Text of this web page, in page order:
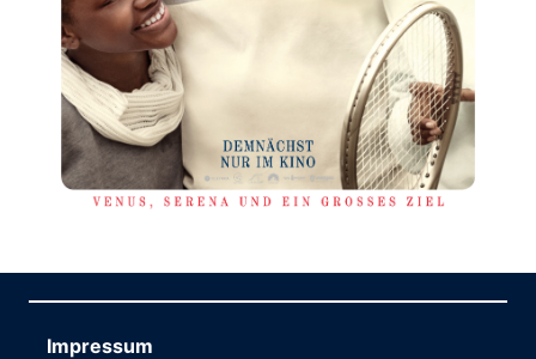
Impressum